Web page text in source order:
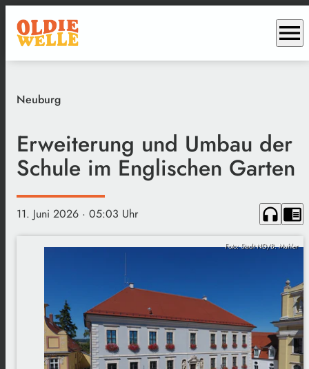
menu
Neuburg
Erweiterung und Umbau der
Schule im Englischen Garten
11. Juni 2026 · 05:03 Uhr headphones chrome_reader_mode
Foto: Stadt ND/B. Mahler